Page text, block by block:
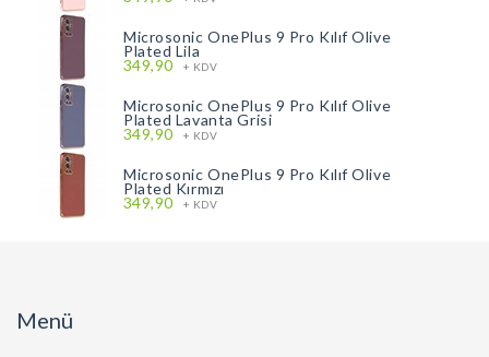
Microsonic OnePlus 9 Pro Kılıf Olive
Plated Lila
349,90 + KDV
Microsonic OnePlus 9 Pro Kılıf Olive
Plated Lavanta Grisi
349,90 + KDV
Microsonic OnePlus 9 Pro Kılıf Olive
Plated Kırmızı
349,90 + KDV
Menü